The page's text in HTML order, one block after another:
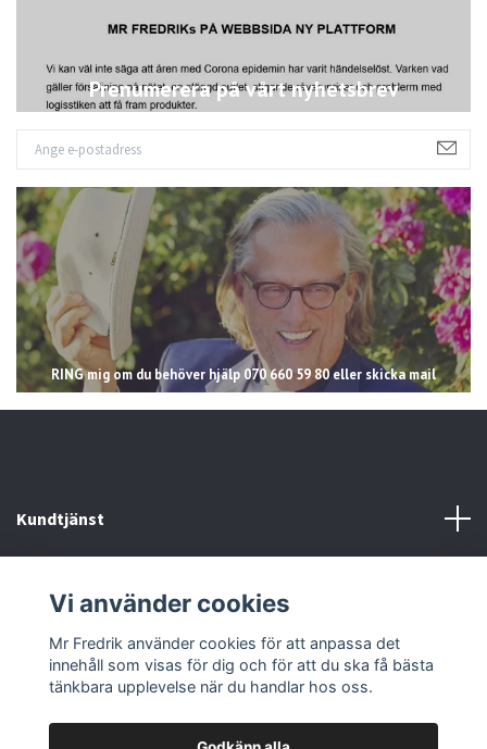
Prenumerera på vårt nyhetsbrev
RING mig om du behöver hjälp 070 660 59 80 eller skicka mail
Kundtjänst
Sociala medier
Vi använder cookies
Mr Fredrik använder cookies för att anpassa det
innehåll som visas för dig och för att du ska få bästa
tänkbara upplevelse när du handlar hos oss.